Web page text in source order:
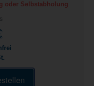
oder Selbstabholung